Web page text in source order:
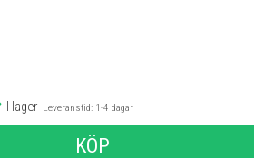
I lagerLeveranstid: 1-4 dagar
KÖP